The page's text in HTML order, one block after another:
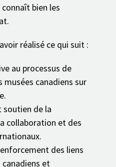
connaît bien les
réalisé ce qui suit :
au processus de
musées canadiens sur
de la
collaboration et des
des liens
et